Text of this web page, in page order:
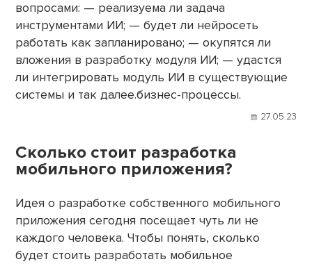
вопросами: — реализуема ли задача
инструментами ИИ; — будет ли нейросеть
работать как запланировано; — окупятся ли
вложения в разработку модуля ИИ; — удастся
ли интегрировать модуль ИИ в существующие
системы и так далее.бизнес-процессы.
27.05.23
Сколько стоит разработка
мобильного приложения?
Идея о разработке собственного мобильного
приложения сегодня посещает чуть ли не
каждого человека. Чтобы понять, сколько
будет стоить разработать мобильное